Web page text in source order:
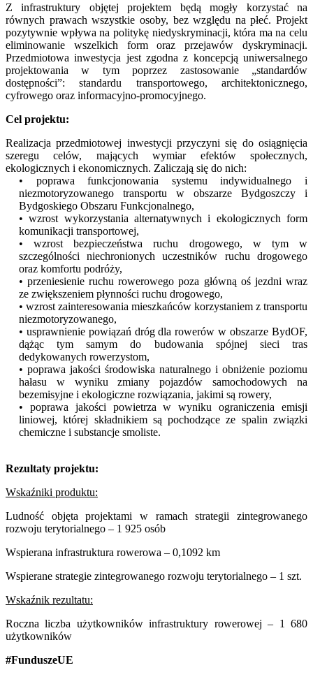
Z infrastruktury objętej projektem będą mogły korzystać na
równych prawach wszystkie osoby, bez względu na płeć. Projekt
pozytywnie wpływa na politykę niedyskryminacji, która ma na celu
eliminowanie wszelkich form oraz przejawów dyskryminacji.
Przedmiotowa inwestycja jest zgodna z koncepcją uniwersalnego
projektowania w tym poprzez zastosowanie „standardów
dostępności”: standardu transportowego, architektonicznego,
cyfrowego oraz informacyjno-promocyjnego.
Cel projektu:
Realizacja przedmiotowej inwestycji przyczyni się do osiągnięcia
szeregu celów, mających wymiar efektów społecznych,
ekologicznych i ekonomicznych. Zaliczają się do nich:
• poprawa funkcjonowania systemu indywidualnego i
niezmotoryzowanego transportu w obszarze Bydgoszczy i
Bydgoskiego Obszaru Funkcjonalnego,
• wzrost wykorzystania alternatywnych i ekologicznych form
komunikacji transportowej,
• wzrost bezpieczeństwa ruchu drogowego, w tym w
szczególności niechronionych uczestników ruchu drogowego
oraz komfortu podróży,
• przeniesienie ruchu rowerowego poza główną oś jezdni wraz
ze zwiększeniem płynności ruchu drogowego,
• wzrost zainteresowania mieszkańców korzystaniem z transportu
niezmotoryzowanego,
• usprawnienie powiązań dróg dla rowerów w obszarze BydOF,
dążąc tym samym do budowania spójnej sieci tras
dedykowanych rowerzystom,
• poprawa jakości środowiska naturalnego i obniżenie poziomu
hałasu w wyniku zmiany pojazdów samochodowych na
bezemisyjne i ekologiczne rozwiązania, jakimi są rowery,
• poprawa jakości powietrza w wyniku ograniczenia emisji
liniowej, której składnikiem są pochodzące ze spalin związki
chemiczne i substancje smoliste.
Rezultaty projektu:
Wskaźniki produktu:
Ludność objęta projektami w ramach strategii zintegrowanego
rozwoju terytorialnego – 1 925 osób
Wspierana infrastruktura rowerowa – 0,1092 km
Wspierane strategie zintegrowanego rozwoju terytorialnego – 1 szt.
Wskaźnik rezultatu:
Roczna liczba użytkowników infrastruktury rowerowej – 1 680
użytkowników
#FunduszeUE